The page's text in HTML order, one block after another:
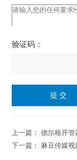
验证码：
上一篇： 德尔格开管
下一篇： 麻豆传媒视频